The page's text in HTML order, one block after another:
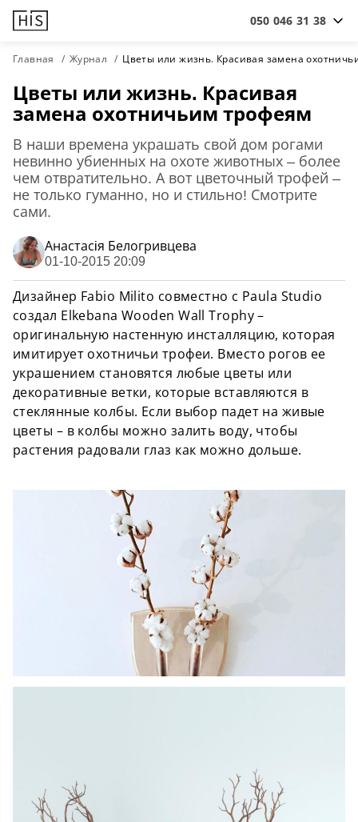
050 046 31 38
Главная Журнал Цветы или жизнь. Красивая замена
Цветы или жизнь. Красивая
замена охотничьим трофеям
В наши времена украшать свой дом рогами
невинно убиенных на охоте животных – более
чем отвратительно. А вот цветочный трофей –
не только гуманно, но и стильно! Смотрите
сами.
Анастасiя Белогривцева
01-10-2015 20:09
Дизайнер Fabio Milito совместно с Paula Studio
создал Elkebana Wooden Wall Trophy –
оригинальную настенную инсталляцию, которая
имитирует охотничьи трофеи. Вместо рогов ее
украшением становятся любые цветы или
декоративные ветки, которые вставляются в
стеклянные колбы. Если выбор падет на живые
цветы – в колбы можно залить воду, чтобы
растения радовали глаз как можно дольше.